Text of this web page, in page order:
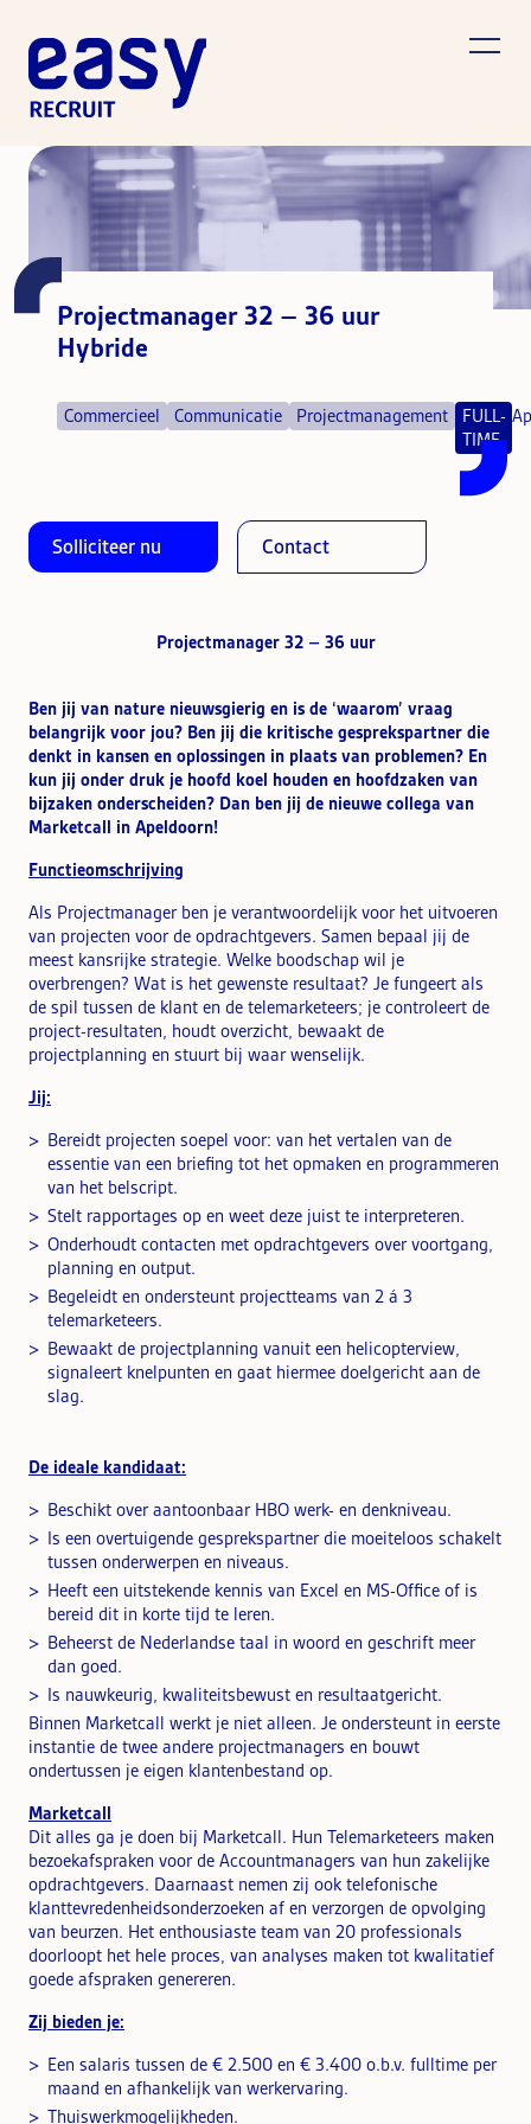
Projectmanager 32 – 36 uur
Hybride
Commercieel Communicatie Projectmanagement
FULL-
TIME
Solliciteer nu Contact
Projectmanager 32 – 36 uur
Ben jij van nature nieuwsgierig en is de ‘waarom’ vraag
belangrijk voor jou? Ben jij die kritische gesprekspartner die
denkt in kansen en oplossingen in plaats van problemen? En
kun jij onder druk je hoofd koel houden en hoofdzaken van
bijzaken onderscheiden? Dan ben jij de nieuwe collega van
Marketcall in Apeldoorn!
Functieomschrijving
Als Projectmanager ben je verantwoordelijk voor het uitvoeren
van projecten voor de opdrachtgevers. Samen bepaal jij de
meest kansrijke strategie. Welke boodschap wil je
overbrengen? Wat is het gewenste resultaat? Je fungeert als
de spil tussen de klant en de telemarketeers; je controleert de
project-resultaten, houdt overzicht, bewaakt de
projectplanning en stuurt bij waar wenselijk.
Jij:
Bereidt projecten soepel voor: van het vertalen van de
essentie van een briefing tot het opmaken en programmeren
van het belscript.
Stelt rapportages op en weet deze juist te interpreteren.
Onderhoudt contacten met opdrachtgevers over voortgang,
planning en output.
Begeleidt en ondersteunt projectteams van 2 á 3
telemarketeers.
Bewaakt de projectplanning vanuit een helicopterview,
signaleert knelpunten en gaat hiermee doelgericht aan de
slag.
De ideale kandidaat:
Beschikt over aantoonbaar HBO werk- en denkniveau.
Is een overtuigende gesprekspartner die moeiteloos schakelt
tussen onderwerpen en niveaus.
Heeft een uitstekende kennis van Excel en MS-Office of is
bereid dit in korte tijd te leren.
Beheerst de Nederlandse taal in woord en geschrift meer
dan goed.
Is nauwkeurig, kwaliteitsbewust en resultaatgericht.
Binnen Marketcall werkt je niet alleen. Je ondersteunt in eerste
instantie de twee andere projectmanagers en bouwt
ondertussen je eigen klantenbestand op.
Marketcall
Dit alles ga je doen bij Marketcall. Hun Telemarketeers maken
bezoekafspraken voor de Accountmanagers van hun zakelijke
opdrachtgevers. Daarnaast nemen zij ook telefonische
klanttevredenheidsonderzoeken af en verzorgen de opvolging
van beurzen. Het enthousiaste team van 20 professionals
doorloopt het hele proces, van analyses maken tot kwalitatief
goede afspraken genereren.
Zij bieden je:
Een salaris tussen de € 2.500 en € 3.400 o.b.v. fulltime per
maand en afhankelijk van werkervaring.
Thuiswerkmogelijkheden.